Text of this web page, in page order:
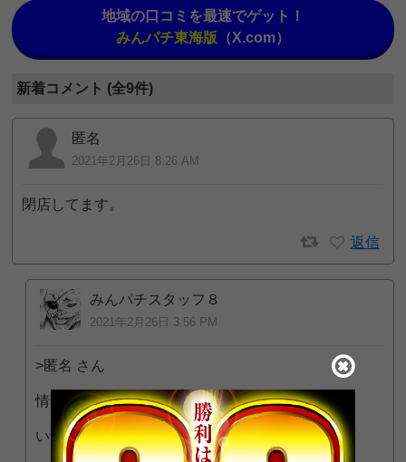
地域の口コミを最速でゲット！
みんパチ東海版 （X.com）
新着コメント (全9件)
匿名
2021年2月26日 8:26 AM
閉店してます。
返信
みんパチスタッフ８
2021年2月26日 3:56 PM
>匿名 さん
情報ありがとうございます。
いつ閉店したかわかりますか？